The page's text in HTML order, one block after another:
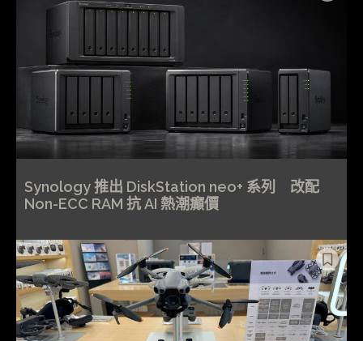
Synology 推出 DiskStation neo+ 系列 改配
Non-ECC RAM 抗 AI 熱潮癲價